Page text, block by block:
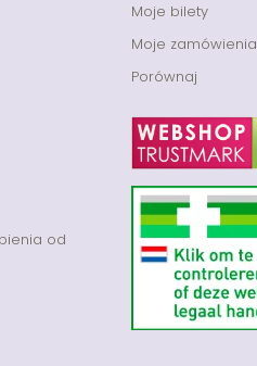
od
Moje bilety
Moje zamówienia
Porównaj